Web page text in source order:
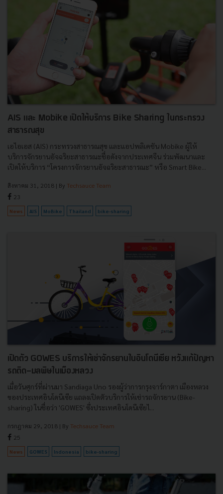
AIS และ Mobike เปิดให้บริการ Bike Sharing ในกระทรวง
สาธารณสุข
เอไอเอส (AIS) กระทรวงสาธารณสุข และแอปพลิเคชัน Mobike ผู้ให้
บริการจักรยานอัจฉริยะสาธารณะชื่อดังจากประเทศจีน ร่วมพัฒนาและ
เปิดให้บริการ “โครงการจักรยานอัจฉริยะสาธารณะ” หรือ Smart Bike...
สิงหาคม 31, 2018 | By Techsauce Team
23
News AIS MoBike Thailand bike-sharing
เปิดตัว GOWES บริการให้เช่าจักรยานในอินโดนีเซีย หวังแก้ปัญหา
รถติด-มลพิษในเมืองหลวง
เมื่อวันศุกร์ที่ผ่านมา Sandiaga Uno รองผู้ว่าการกรุงจาร์กาตา เมืองหลวง
ของประเทศอินโดนีเซีย แถลงเปิดตัวบริการให้เช่ารถจักรยาน (Bike-
sharing) ในชื่อว่า 'GOWES' ซึ่งประเทศอินโดนีเซียไ...
กรกฎาคม 29, 2018 | By Techsauce Team
25
News GOWES Indonesia bike-sharing